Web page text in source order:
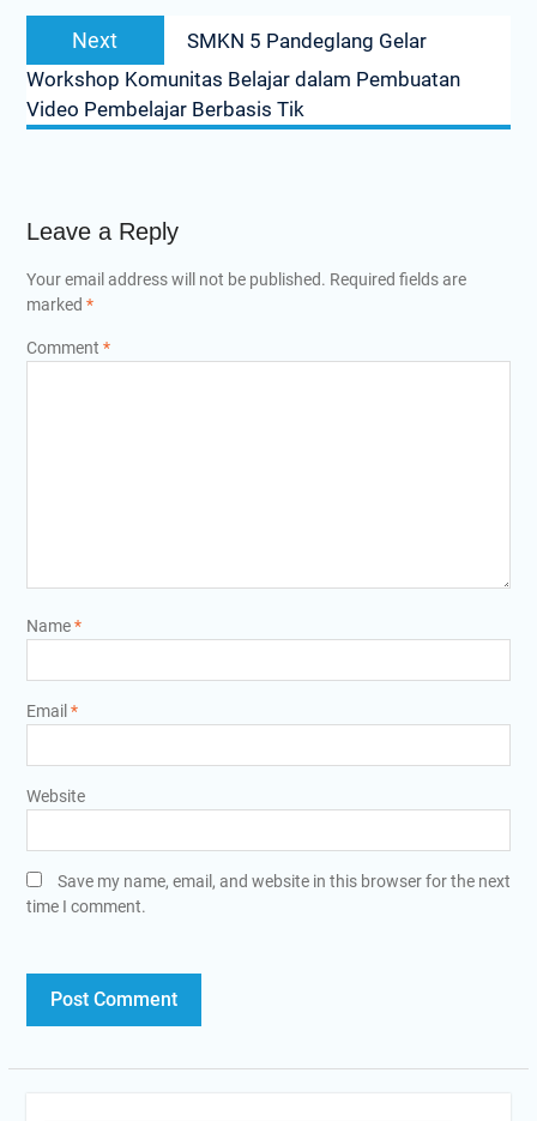
Next
post:
SMKN 5 Pandeglang Gelar
Workshop Komunitas Belajar dalam Pembuatan
Video Pembelajar Berbasis Tik
Leave a Reply
Your email address will not be published. Required fields are
marked *
Comment *
Name*
Email *
Website
Save my name, email, and website in this browser for the next
time I comment.